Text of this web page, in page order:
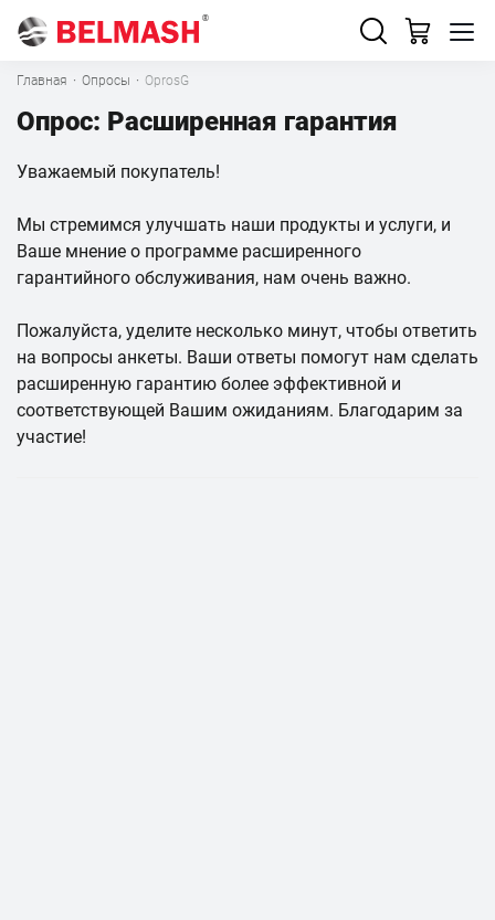
Главная · Опросы · OprosG
Опрос: Расширенная гарантия
Уважаемый покупатель!
Мы стремимся улучшать наши продукты и услуги, и
Ваше мнение о программе расширенного
гарантийного обслуживания, нам очень важно.
Пожалуйста, уделите несколько минут, чтобы ответить
на вопросы анкеты. Ваши ответы помогут нам сделать
расширенную гарантию более эффективной и
соответствующей Вашим ожиданиям. Благодарим за
участие!